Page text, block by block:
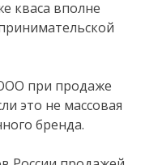
кваса вполне
при продаже
это не массовая
бренда.